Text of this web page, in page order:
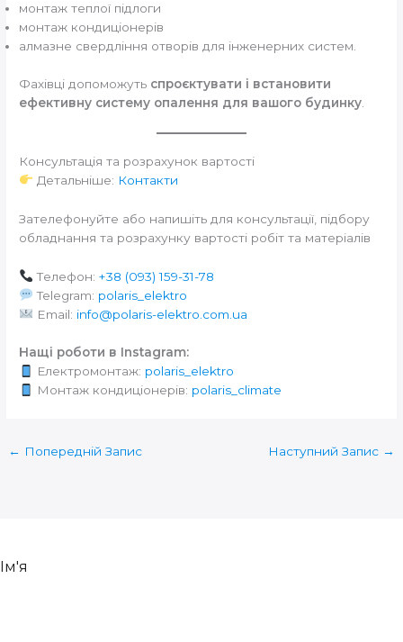
монтаж теплої підлоги
монтаж кондиціонерів
алмазне свердління отворів для інженерних систем.
Фахівці допоможуть спроєктувати і встановити
ефективну систему опалення для вашого будинку
Консультація та розрахунок вартості
Детальніше: Контакти
Зателефонуйте або напишіть для консультації, підбору
обладнання та розрахунку вартості робіт та матеріалів
Телефон: +38 (093) 159-31-78
Telegram: polaris_elektro
Email: info@polaris-elektro.com.ua
Нащі роботи в Instagram:
Електромонтаж: polaris_elektro
Монтаж кондиціонерів: polaris_climate
← Попередній Запис Наступний Запис →
Ім'я